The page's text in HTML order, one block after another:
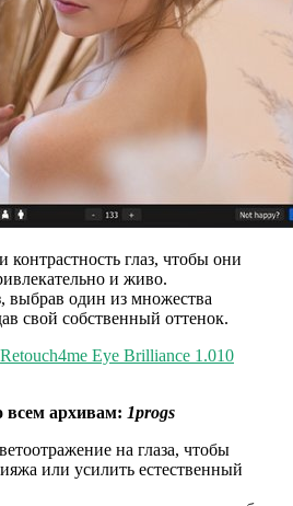
контрастность глаз, чтобы они
и живо.
выбрав один из множества
свой собственный оттенок.
Retouch4me Eye Brilliance 1.010
всем архивам: 1progs
на глаза, чтобы
или усилить естественный